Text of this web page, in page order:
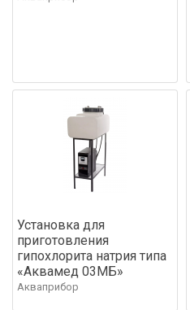
Установка для
приготовления
гипохлорита натрия типа
«Аквамед 03МБ»
Акваприбор